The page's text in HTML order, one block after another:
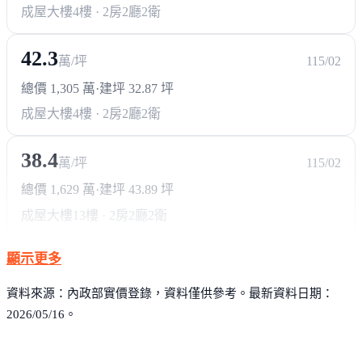
成屋大樓4樓 · 2房2廳2衛
42.3萬/坪
115/02
總價 1,305 萬·建坪 32.87 坪
成屋大樓4樓 · 2房2廳2衛
38.4萬/坪
115/02
總價 1,629 萬 ·建坪 43.89 坪
成屋大樓 13樓 · 2房2廳2衛
顯示更多
資料來源：內政部實價登錄，資料僅供參考。最新資料日期：
2026/05/16。